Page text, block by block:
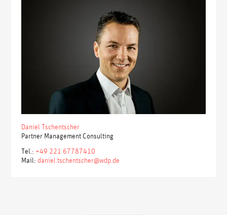
Daniel Tschentscher
Partner Management Consulting
Tel.: +49 221 67787410
Mail: daniel.tschentscher@wdp.de